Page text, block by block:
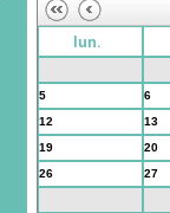
lun.
5
6
12
13
19
20
26
27